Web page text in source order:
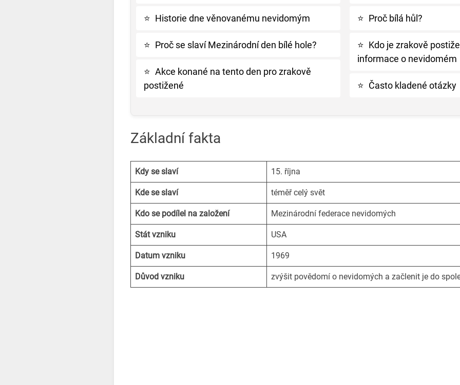
⭐ Historie dne věnovanému nevidomým
⭐ Proč se slaví Mezinárodní den bílé hole?
⭐ Akce konané na tento den pro zrakově
postižené
⭐ Proč bílá hůl?
⭐ Kdo je zrakově
informace o nevidomém
⭐ Často kladené otázky
Základní fakta
Kdy se slaví 15. října
Kde se slaví téměř celý svět
Kdo se podílel na založení Mezinárodní federace nevidomých
Stát vzniku USA
Datum vzniku 1969
Důvod vzniku zvýšit povědomí o nevidomých a začlenit je do